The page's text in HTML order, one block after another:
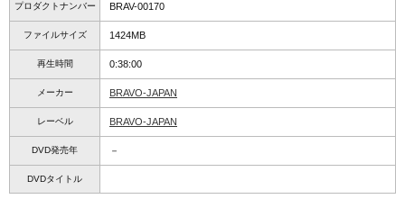
プロダクトナンバー BRAV-00170
ファイルサイズ 1424MB
再生時間 0:38:00
メーカー BRAVO-JAPAN
レーベル BRAVO-JAPAN
DVD発売年 －
DVDタイトル